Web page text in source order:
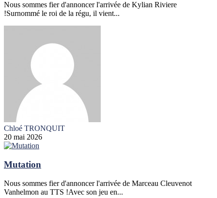
Nous sommes fier d'annoncer l'arrivée de Kylian Riviere
!Surnommé le roi de la régu, il vient...
Chloé TRONQUIT
20 mai 2026
Mutation
Nous sommes fier d'annoncer l'arrivée de Marceau Cleuvenot
Vanhelmon au TTS !Avec son jeu en...